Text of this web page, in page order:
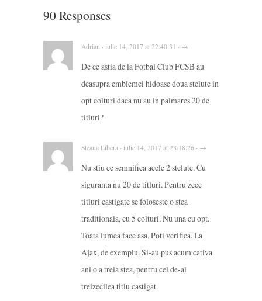
90 Responses
Adrian · iulie 14, 2017 at 22:40:31 · →
De ce astia de la Fotbal Club FCSB au
deasupra emblemei hidoase doua stelute in
opt colturi daca nu au in palmares 20 de
titluri?
Steaua Libera · iulie 14, 2017 at 23:18:26 · →
Nu stiu ce semnifica acele 2 stelute. Cu
siguranta nu 20 de titluri. Pentru zece
titluri castigate se foloseste o stea
traditionala, cu 5 colturi. Nu una cu opt.
Toata lumea face asa. Poti verifica. La
Ajax, de exemplu. Si-au pus acum cativa
ani o a treia stea, pentru cel de-al
treizecilea titlu castigat.